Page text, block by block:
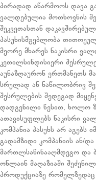
პირადად აწარმოოს დავა
ვალდებულია მოთხოვნის
შეკვეთასთან
პასუხისმგებლობა
მეორე მხარეს ნაკისრი
კეთილსინდისიერი
აუნაზღაურონ ერთმანეთს
სრულად ან ნაწილობრივ
შესრულების შედეგად
დადგენილი წესით, ხოლო
ათავისუფლებს ნაკისრი
კომპანია პასუხს არ აგებს
გადამზიდი კომპანიის ან/
მართლსაწინააღმდეგო და
ონლაინ მაღაზიაში
პროდუქციაზე